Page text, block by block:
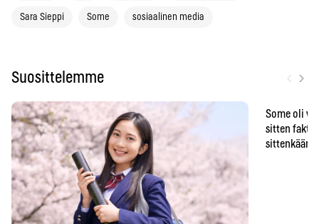
Sara Sieppi Some sosiaalinen media
Suosittelemme ›
Some oli
sitten
sittenkään